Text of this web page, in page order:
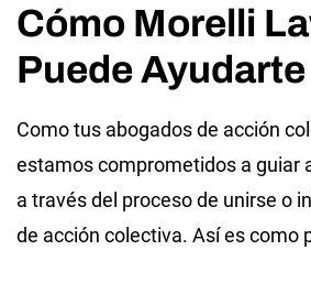
Cómo Morelli
Puede Ayudarte
Como tus abogados de acción
estamos comprometidos a guiar
a través del proceso de unirse o
de acción colectiva. Así es como